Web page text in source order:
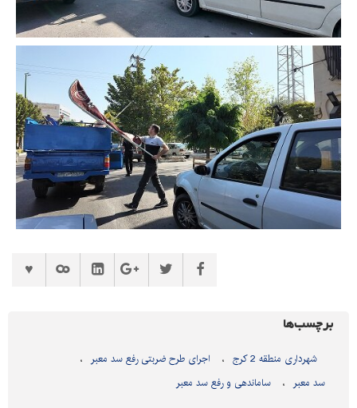
برچسب‌ها
شهرداری منطقه 2 کرج
اجرای طرح ضربتی رفع سد معبر
سد معبر
ساماندهی و رفع سد معبر